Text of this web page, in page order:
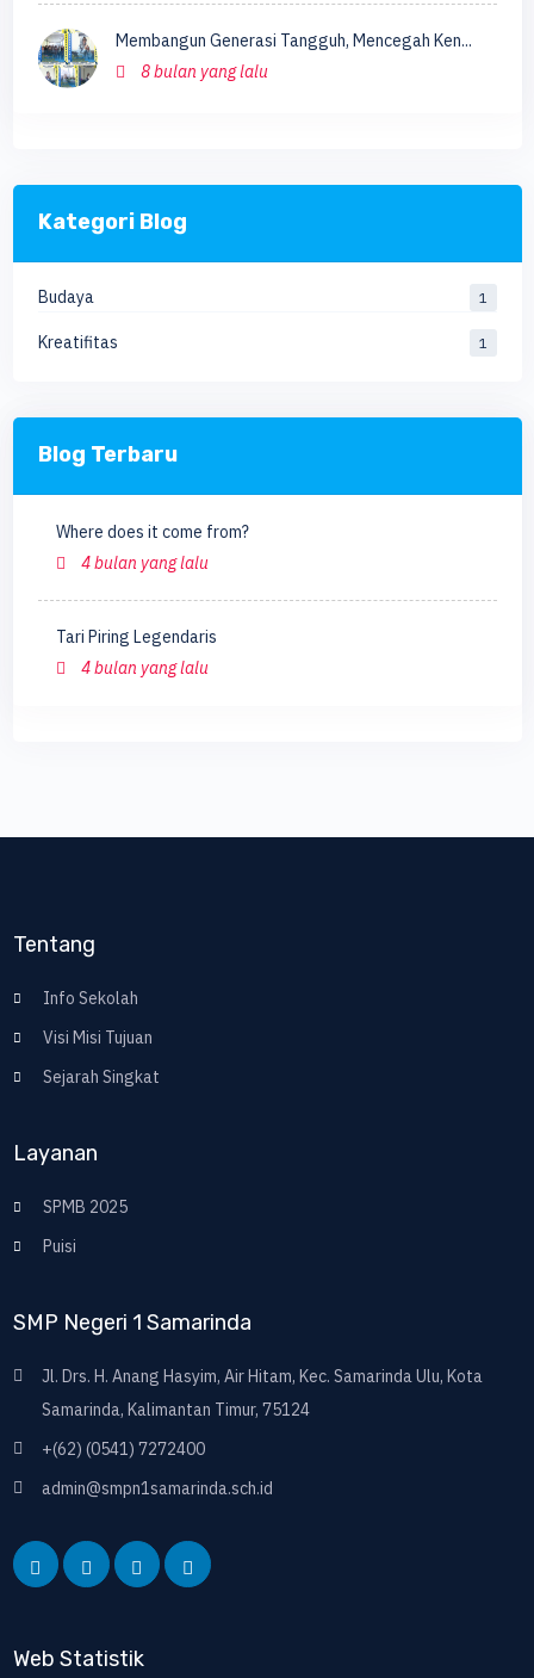
Membangun Generasi Tangguh, Mencegah Ken...
8 bulan yang lalu
Kategori Blog
Budaya 1
Kreatifitas 1
Blog Terbaru
Where does it come from?
4 bulan yang lalu
Tari Piring Legendaris
4 bulan yang lalu
Tentang
Info Sekolah
Visi Misi Tujuan
Sejarah Singkat
Layanan
SPMB 2025
Puisi
SMP Negeri 1 Samarinda
Jl. Drs. H. Anang Hasyim, Air Hitam, Kec. Samarinda Ulu, Kota
Samarinda, Kalimantan Timur, 75124
+(62) (0541) 7272400
admin@smpn1samarinda.sch.id
Web Statistik